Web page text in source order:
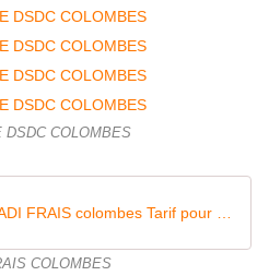
DSDC COLOMBES
COLOMBES